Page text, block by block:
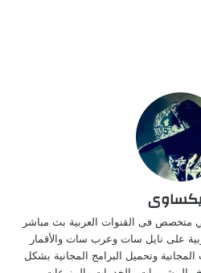
متخصص فى القنوات العربية بث مباشر
على نايل سات وعرب سات والأقمار
المجانية وتحميل البرامج المجانية بشكل